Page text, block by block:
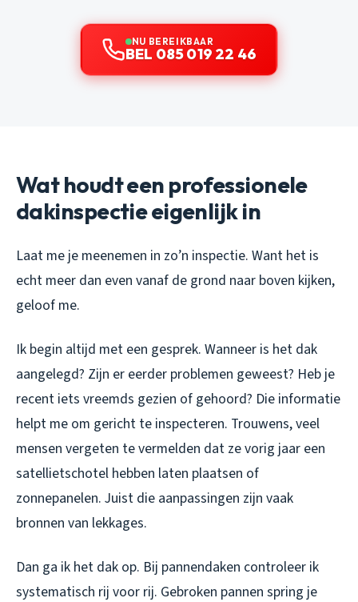
NU BEREIKBAAR
BEL 085 019 22 46
Wat houdt een professionele
dakinspectie eigenlijk in
Laat me je meenemen in zo’n inspectie. Want het is
echt meer dan even vanaf de grond naar boven kijken,
geloof me.
Ik begin altijd met een gesprek. Wanneer is het dak
aangelegd? Zijn er eerder problemen geweest? Heb je
recent iets vreemds gezien of gehoord? Die informatie
helpt me om gericht te inspecteren. Trouwens, veel
mensen vergeten te vermelden dat ze vorig jaar een
satellietschotel hebben laten plaatsen of
zonnepanelen. Juist die aanpassingen zijn vaak
bronnen van lekkages.
Dan ga ik het dak op. Bij pannendaken controleer ik
systematisch rij voor rij. Gebroken pannen spring je